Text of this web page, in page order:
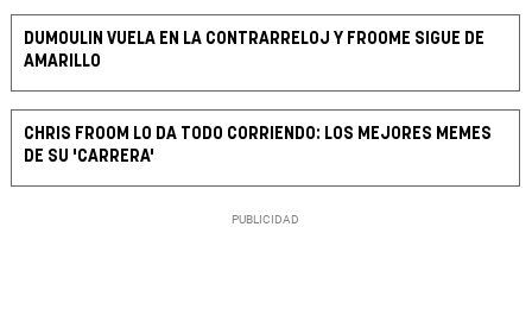
DUMOULIN VUELA EN LA CONTRARRELOJ Y FROOME SIGUE DE
AMARILLO
CHRIS FROOM LO DA TODO CORRIENDO: LOS MEJORES MEMES
DE SU 'CARRERA'